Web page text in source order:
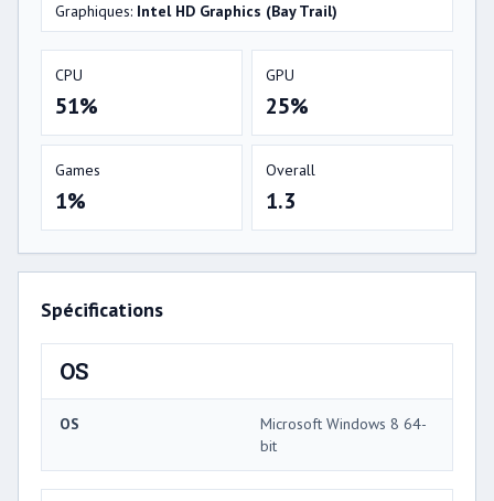
Graphiques: Intel HD Graphics (Bay Trail)
CPU
51%
GPU
25%
Games
1%
Overall
1.3
Spécifications
OS
OS
Microsoft Windows 8 64-
bit